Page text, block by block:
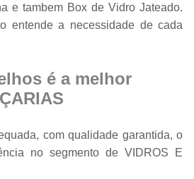
Cobertura de Vidro
Cobertura
Divisória de
Divisória de Vidro
Divisória de Vidro
Divisória de Vidro
e tambem Box de Vidro Jateado.
entende a necessidade de cada
é a melhor
com qualidade garantida, o
no segmento de VIDROS E